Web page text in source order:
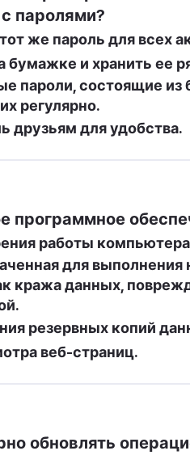
паролями?
же пароль для всех
бумажке и хранить ее
пароли, состоящие из
регулярно.
друзьям для удобства.
программное
работы
для
кража данных,
резервных копий
веб-страниц.
обновлять